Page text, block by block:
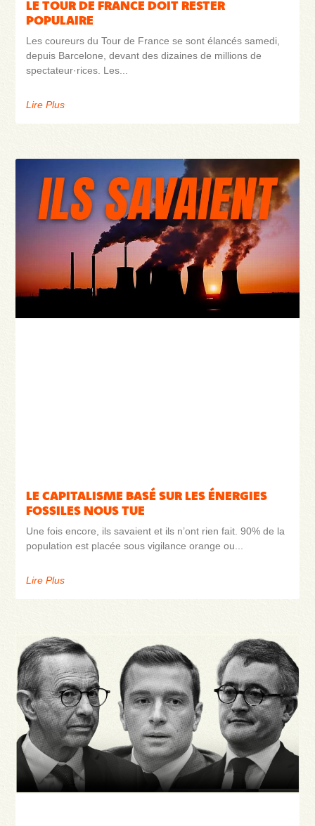
LE TOUR DE FRANCE DOIT RESTER
POPULAIRE
Les coureurs du Tour de France se sont élancés samedi,
depuis Barcelone, devant des dizaines de millions de
spectateur·rices. Les
Lire Plus
LE CAPITALISME BASÉ SUR LES ÉNERGIES
FOSSILES NOUS TUE
Une fois encore, ils savaient et ils n’ont rien fait. 90% de la
population est placée sous vigilance orange ou
Lire Plus